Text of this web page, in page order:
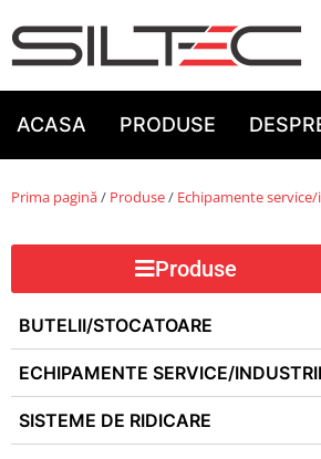
ACASA PRODUSE
Prima pagină/ Produse/ Echipamente
Produse
BUTELII/STOCATOARE
ECHIPAMENTE SERVICE/
SISTEME DE RIDICARE